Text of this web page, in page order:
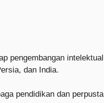
pengembangan
dan India.
pendidikan dan